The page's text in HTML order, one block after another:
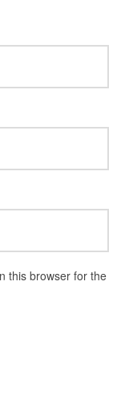
this browser for the